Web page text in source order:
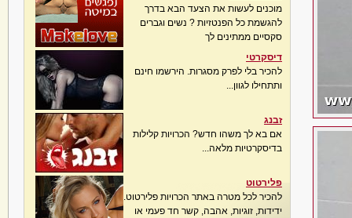
מוכנים לעשות את הצעד הבא בדרך
להגשמת כל הפנטזיות ? נשים וגברים
סקסיים ממתינים לך
דיסקרטי
להכיר בלי לפרק מסגרות. הירשמו חינם
ותתחילו לגוון...
זבנג
אם בא לך משהו חדש? הכרויות קלילות
בדיסקרטיות מלאה...
פלירטוט
להכיר לכל מטרה באתר הכרויות פלירטוט.
ידידות, זוגיות, אהבה, קשר חד פעמי או